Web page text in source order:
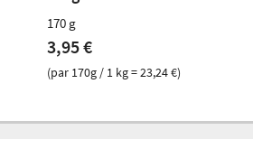
170 g
3,95 €
(par 170g / 1 kg = 23,24 €)